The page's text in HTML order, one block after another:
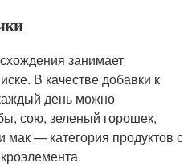
занимает
В качестве добавки к
день можно
сою, зеленый горошек,
— категория продуктов с